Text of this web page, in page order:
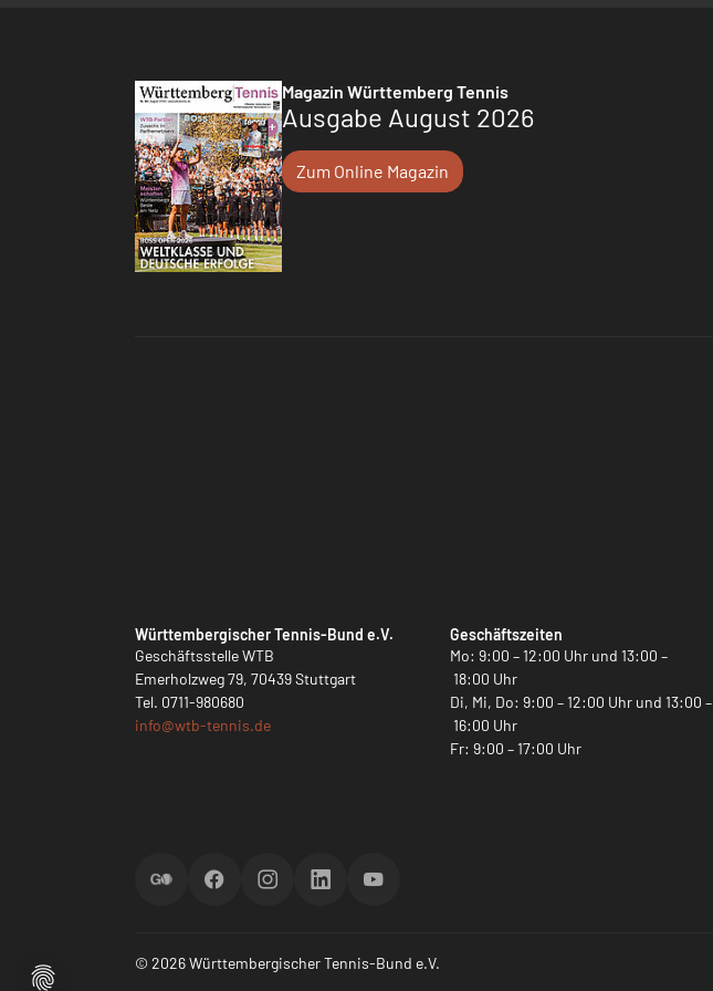
Magazin Württemberg Tennis
Ausgabe August 2026
Zum Online Magazin
Württembergischer Tennis-Bund e.V.
Geschäftsstelle WTB
Emerholzweg 79, 70439 Stuttgart
Tel. 0711-980680
info@wtb-tennis.de
Geschäftszeiten
Mo: 9:00 – 12:00 Uhr und 13:00 –
18:00 Uhr
Di, Mi, Do: 9:00 – 12:00 Uhr und 13:00 –
16:00 Uhr
Fr: 9:00 – 17:00 Uhr
ScoreGOFacebookInstagramLinkedInYouTube
© 2026 Württembergischer Tennis-Bund e.V.